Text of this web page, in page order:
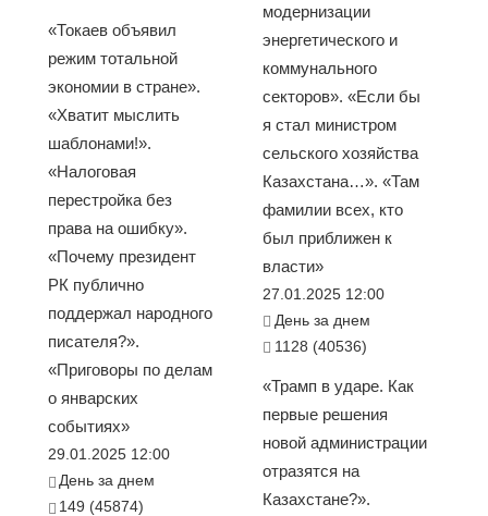
«Токаев объявил
режим тотальной
экономии в стране».
«Хватит мыслить
шаблонами!».
«Налоговая
перестройка без
права на ошибку».
«Почему президент
РК публично
поддержал народного
писателя?».
«Приговоры по делам
о январских
событиях»
29.01.2025 12:00
День за днем
149 (45874)
модернизации
энергетического и
коммунального
секторов». «Если бы
я стал министром
сельского хозяйства
Казахстана…». «Там
фамилии всех, кто
был приближен к
власти»
27.01.2025 12:00
День за днем
1128 (40536)
«Трамп в ударе. Как
первые решения
новой администрации
отразятся на
Казахстане?».